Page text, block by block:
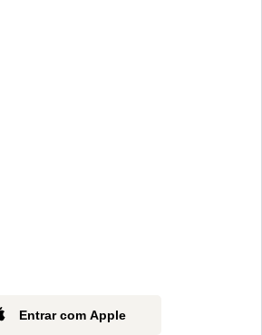
Entrar com Apple